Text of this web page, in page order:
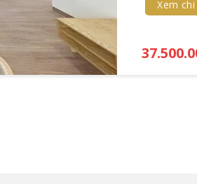
hoặc vợ chồng trẻ. Căn 2 phòng
căn hộ
Xem